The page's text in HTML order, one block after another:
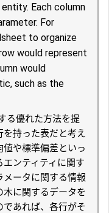
Each column
For
to organize
would represent
would
such as the
る優れた方法を提
持った表だと考え
や標準偏差といっ
ンティティに関す
ータに関する情報
に関するデータを
あれば、各行がそ